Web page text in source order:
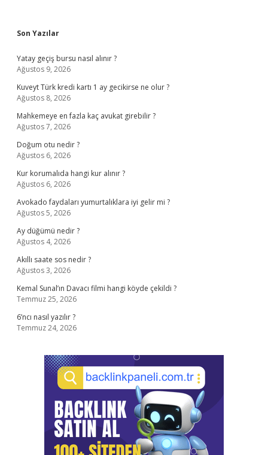
Sidebar
Son Yazılar
Yatay geçiş bursu nasıl alınır ?
Ağustos 9, 2026
Kuveyt Türk kredi kartı 1 ay gecikirse ne olur ?
Ağustos 8, 2026
Mahkemeye en fazla kaç avukat girebilir ?
Ağustos 7, 2026
Doğum otu nedir ?
Ağustos 6, 2026
Kur korumalıda hangi kur alınır ?
Ağustos 6, 2026
Avokado faydaları yumurtalıklara iyi gelir mi ?
Ağustos 5, 2026
Ay düğümü nedir ?
Ağustos 4, 2026
Akıllı saate sos nedir ?
Ağustos 3, 2026
Kemal Sunal’ın Davacı filmi hangi köyde çekildi ?
Temmuz 25, 2026
6’ncı nasıl yazılır ?
Temmuz 24, 2026